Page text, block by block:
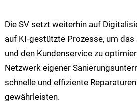
Die SV setzt weiterhin auf
auf KI-gestützte Prozesse, um
und den Kundenservice zu
Netzwerk eigener
schnelle und effiziente
gewährleisten.